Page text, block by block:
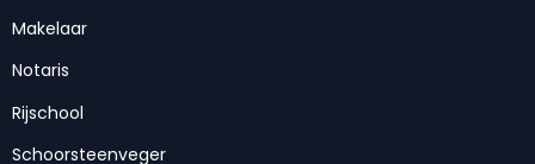
Makelaar
Notaris
Rijschool
Schoorsteenveger